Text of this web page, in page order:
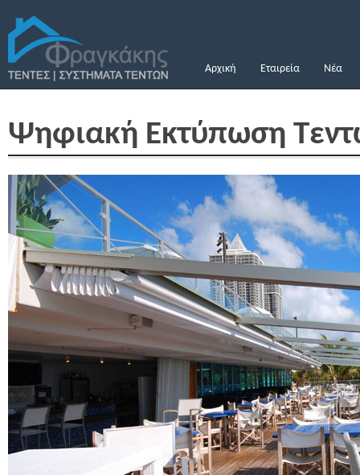
Αρχική Εταιρεία Νέα
Ψηφιακή Εκτύπωση